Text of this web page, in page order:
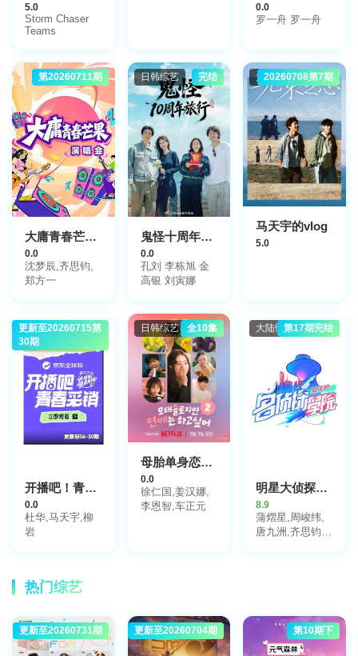
5.0
Storm Chaser
Teams
0.0
罗一舟 罗一舟
第20260711期
大庸青春芒果演唱会
0.0
沈梦辰,齐思钧,
郑方一
日韩综艺 完结
鬼怪十周年之旅
0.0
孔刘 李栋旭 金
高银 刘寅娜
大陆综艺
20260708第7期
马天宇的vlog
5.0
大陆综艺
更新至20260715第
30期
开播吧！青春采销2026
0.0
杜华,马天宇,柳
岩
日韩综艺 全10集
母胎单身恋爱大作战2
0.0
徐仁国,姜汉娜,
李恩智,车正元
大陆综艺第17期完结
明星大侦探之明侦探学院第1季
8.9
蒲熠星,周峻纬,
唐九洲,齐思钧,
热门综艺
大陆综艺
更新至20260731期 大陆综艺
更新至20260704期 第10期下